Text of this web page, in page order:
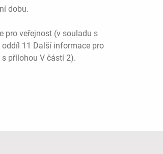
dobu.
pro veřejnost (v souladu s
11 Další informace pro
přílohou V částí 2).